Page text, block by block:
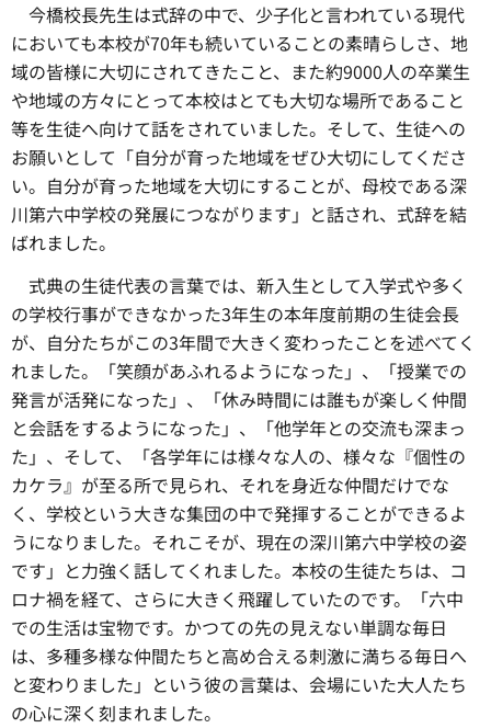
今橋校長先生は式辞の中で、少子化と言われている現代
においても本校が70年も続いていることの素晴らしさ、地
域の皆様に大切にされてきたこと、また約9000人の卒業生
や地域の方々にとって本校はとても大切な場所であること
等を生徒へ向けて話をされていました。そして、生徒への
お願いとして「自分が育った地域をぜひ大切にしてくださ
い。自分が育った地域を大切にすることが、母校である深
川第六中学校の発展につながります」と話され、式辞を結
ばれました。
式典の生徒代表の言葉では、新入生として入学式や多く
の学校行事ができなかった3年生の本年度前期の生徒会長
が、自分たちがこの3年間で大きく変わったことを述べてく
れました。「笑顔があふれるようになった」、「授業での
発言が活発になった」、「休み時間には誰もが楽しく仲間
と会話をするようになった」、「他学年との交流も深まっ
た」、そして、「各学年には様々な人の、様々な『個性の
カケラ』が至る所で見られ、それを身近な仲間だけでな
く、学校という大きな集団の中で発揮することができるよ
うになりました。それこそが、現在の深川第六中学校の姿
です」と力強く話してくれました。本校の生徒たちは、コ
ロナ禍を経て、さらに大きく飛躍していたのです。「六中
での生活は宝物です。かつての先の見えない単調な毎日
は、多種多様な仲間たちと高め合える刺激に満ちる毎日へ
と変わりました」という彼の言葉は、会場にいた大人たち
の心に深く刻まれました。